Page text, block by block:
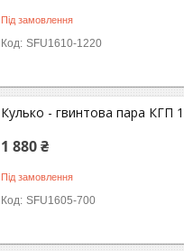
Під замовлення
SFU1610-1220
Кулько - гвинтова пара КГП
1 880 ₴
Під замовлення
SFU1605-700